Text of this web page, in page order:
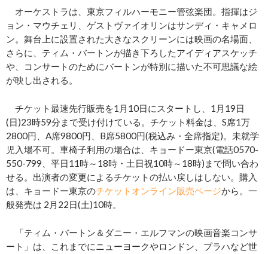
オーケストラは、東京フィルハーモニー管弦楽団。指揮はジ
ョン・マウチェリ、ゲストヴァイオリンはサンディ・キャメロ
ン。舞台上に設置された大きなスクリーンには映画の名場面、
さらに、ティム・バートンが描き下ろしたアイディアスケッチ
や、コンサートのためにバートンが特別に描いた不可思議な絵
が映し出される。
チケット最速先行販売を1月10日にスタートし、1月19日
(日)23時59分まで受け付けている。チケット料金は、S席1万
2800円、A席9800円、B席5800円(税込み・全席指定)。未就学
児入場不可。車椅子利用の場合は、キョードー東京(電話0570-
550-799、平日11時～18時・土日祝10時～18時)まで問い合わ
せる。出演者の変更によるチケットの払い戻しはしない。購入
は、キョードー東京のチケットオンライン販売ページから。一
般発売は 2月22日(土)10時。
「ティム・バートン＆ダニー・エルフマンの映画音楽コンサ
ート」は、これまでにニューヨークやロンドン、プラハなど世